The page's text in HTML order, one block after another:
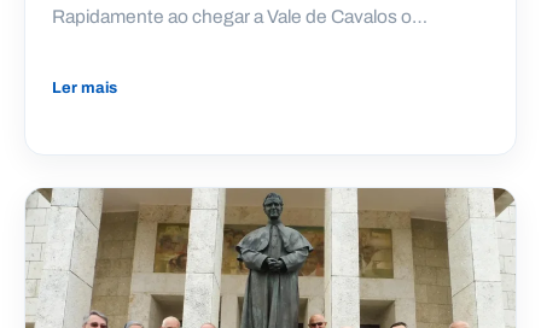
Rapidamente ao chegar a Vale de Cavalos o…
Ler mais